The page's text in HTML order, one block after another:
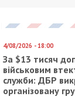
4/08/2026 - 18:00
За $13 тисяч
військовим
служби: ДБР
організовану